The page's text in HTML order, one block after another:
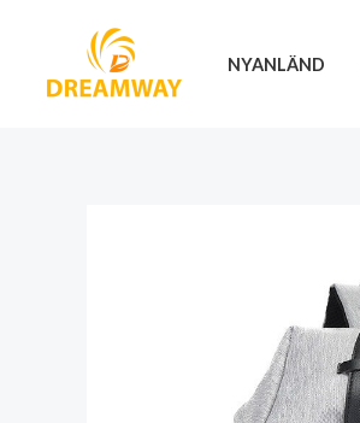
innehåll
NYANLÄND